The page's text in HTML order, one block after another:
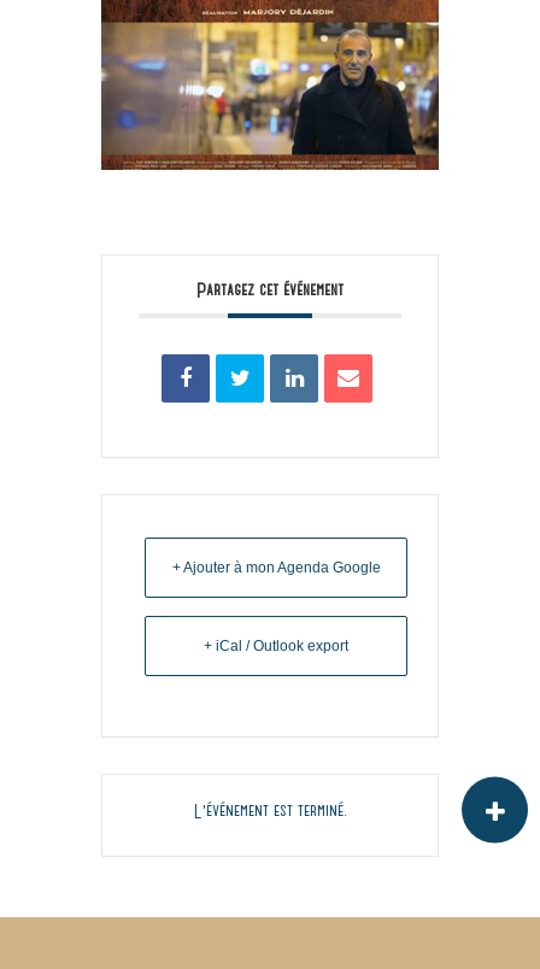
Partagez cet événement
+ Ajouter à mon Agenda Google
+ iCal / Outlook export
L'événement est terminé.